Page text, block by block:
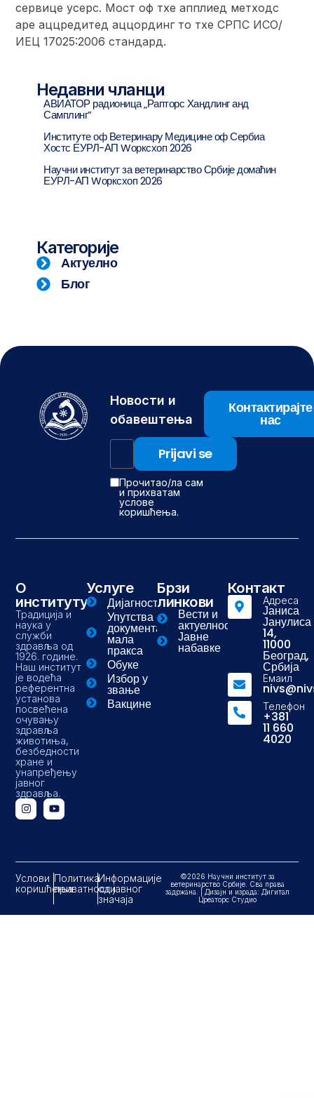
сервице усерс. Мост оф тхе апплиед метходс
аре аццредитед аццординг то тхе СРПС ИСО/
ИЕЦ 17025:2006 стандард.
Недавни чланци
АВИАТОР радионица „Рапторс Хандлинг анд
Самплинг”
Институте оф Ветеринарy Медицине оф Сербиа
Хостс ЕУРЛ-АП Wорксхоп 2026
Научни институт за ветеринарство Србије домаћин
ЕУРЛ-АП Wорксхоп 2026
Категорије
Актуелно
Блог
Новости и
обавештења
Прочитао/ла сам
и прихватам
услове
коришћења.
Контактирајте
нас
О
институту
Традиција и
наука у
служби
здравља од
1926. године.
Наш институт
је водећа
референтна
установа
посвећена
очувању
здравља
животиња,
безбедности
хране и
унапређењу
јавног
здравља.
Услуге
Дијагностика
Упутства и
документа-
мала
пракса
Обуке
Избор у
звање
Вакцине
Брзи
линкови
Вести и
актуелности
Јавне
набавке
Контакт
Адреса
Јаниса
Јанулиса
14,
11000
Београд,
Србија
Емаил
Телефон
+381
11 660
4020
Услови
коришћења
Политика
приватности
Информације
од јавног
значаја
©2026 Научни институт за
ветеринарство Србије. Сва права
задржана. | Дизајн и израда: Дигитал
Цреаторс Студио